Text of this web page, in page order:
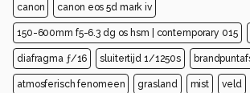
canon canon eos 5d mark iv
150-600mm f5-6.3 dg os hsm | contemporary 015
diafragma ƒ/16 sluitertijd 1/1250s
atmosferisch fenomeen grasland mist veld